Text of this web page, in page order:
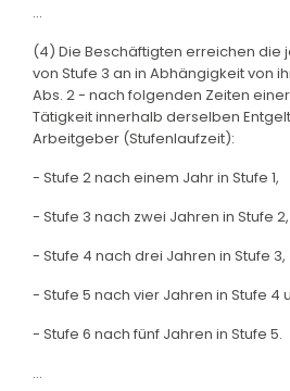
...
(4) Die Beschäftigten erreichen die
von Stufe 3 an in Abhängigkeit von
Abs. 2 - nach folgenden Zeiten
Tätigkeit innerhalb derselben
Arbeitgeber (Stufenlaufzeit):
- Stufe 2 nach einem Jahr in Stufe 1,
- Stufe 3 nach zwei Jahren in Stufe 2,
- Stufe 4 nach drei Jahren in Stufe 3,
- Stufe 5 nach vier Jahren in Stufe 4
- Stufe 6 nach fünf Jahren in Stufe 5.
...